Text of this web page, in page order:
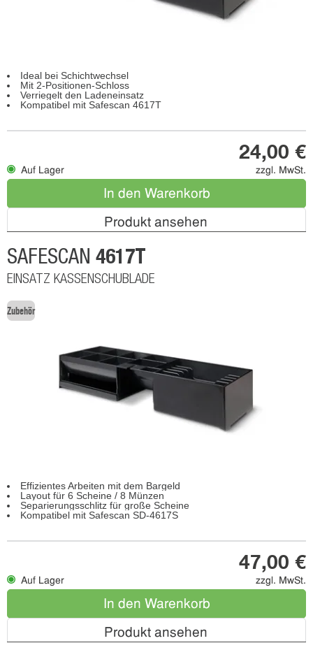
Ideal bei Schichtwechsel
Mit 2-Positionen-Schloss
Verriegelt den Ladeneinsatz
Kompatibel mit Safescan 4617T
Auf Lager
24,00 €
zzgl. MwSt.
In den Warenkorb
Produkt ansehen
SAFESCAN 4617T
EINSATZ KASSENSCHUBLADE
Zubehör
Effizientes Arbeiten mit dem Bargeld
Layout für 6 Scheine / 8 Münzen
Separierungsschlitz für große Scheine
Kompatibel mit Safescan SD-4617S
Auf Lager
47,00 €
zzgl. MwSt.
In den Warenkorb
Produkt ansehen